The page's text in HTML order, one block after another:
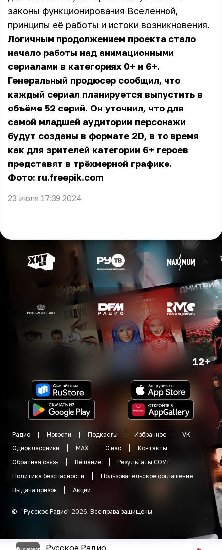
законы функционирования Вселенной,
принципы её работы и истоки возникновения.
Логичным продолжением проекта стало
начало работы над анимационными
сериалами в категориях 0+ и 6+.
Генеральный продюсер сообщил, что
каждый сериал планируется выпустить в
объёме 52 серий. Он уточнил, что для
самой младшей аудитории персонажи
будут созданы в формате 2D, в то время
как для зрителей категории 6+ героев
представят в трёхмерной графике.
Фото: ru.freepik.com
23 июля 17:39 2024
12+
Радио Новости Подкасты Избранное
VK
Одноклассники
MAX О нас
Контакты
Обратная связь
Вещание
Результаты СОУТ
Политика безопасности
Пользовательское соглашение
Выдача призов
Акции
© "Русское Радио" 2026. Все права защищены
Русское Радио